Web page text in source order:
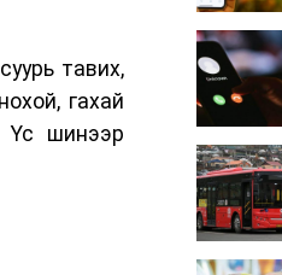
тавих,
гахай
Үс шинээр